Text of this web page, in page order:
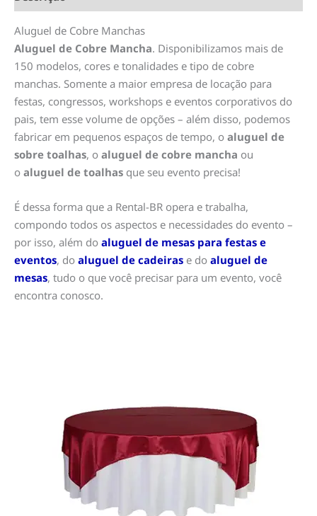
Aluguel de Cobre Manchas
Aluguel de Cobre Mancha. Disponibilizamos mais de
150 modelos, cores e tonalidades e tipo de cobre
manchas. Somente a maior empresa de locação para
festas, congressos, workshops e eventos corporativos do
pais, tem esse volume de opções – além disso, podemos
fabricar em pequenos espaços de tempo, o aluguel de
sobre toalhas, o aluguel de cobre mancha ou
o aluguel de toalhas que seu evento precisa!
É dessa forma que a Rental-BR opera e trabalha,
compondo todos os aspectos e necessidades do evento –
por isso, além do aluguel de mesas para festas e
eventos, do aluguel de cadeiras e do aluguel de
mesas, tudo o que você precisar para um evento, você
encontra conosco.